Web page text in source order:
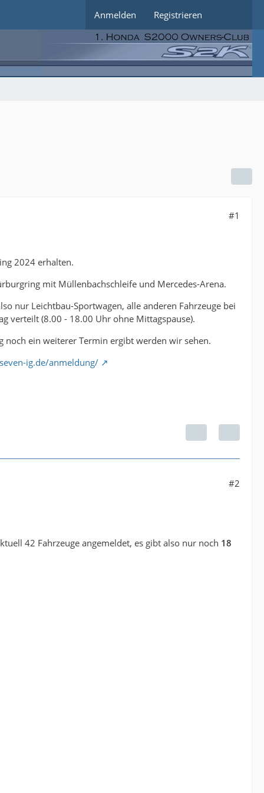
Anmelden Registrieren
#1
2024 erhalten.
mit Müllenbachschleife und Mercedes-Arena.
nur Leichtbau-Sportwagen, alle anderen Fahrzeuge bei
verteilt (8.00 - 18.00 Uhr ohne Mittagspause).
ein weiterer Termin ergibt werden wir sehen.
ig.de/anmeldung/
#2
42 Fahrzeuge angemeldet, es gibt also nur noch 18